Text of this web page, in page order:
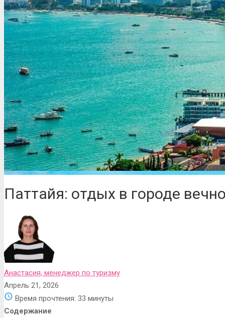
Паттайя: отдых в городе
Анастасия, менеджер по туризму
Апрель 21, 2026
Время прочтения: 33 минуты
Содержание